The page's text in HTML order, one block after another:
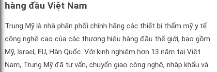
hàng đầu Việt Nam
Trung Mỹ là nhà phân phối chính hãng các thiết bị thẩm mỹ y tế
công nghệ cao của các thương hiệu hàng đầu thế giới, bao gồm
Mỹ, Israel, EU, Hàn Quốc. Với kinh nghiệm hơn 13 năm tại Việt
Nam, Trung Mỹ đã tư vấn, chuyển giao công nghệ, nhập khẩu và